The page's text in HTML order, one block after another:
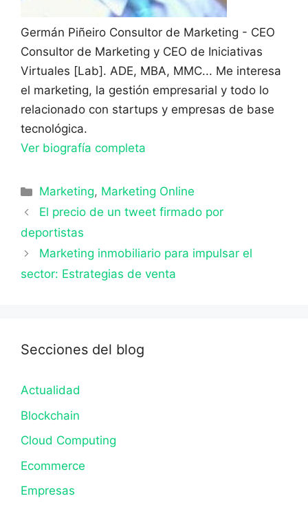
Germán Piñeiro Consultor de Marketing - CEO
Consultor de Marketing y CEO de Iniciativas
Virtuales [Lab]. ADE, MBA, MMC... Me interesa
el marketing, la gestión empresarial y todo lo
relacionado con startups y empresas de base
tecnológica.
Ver biografía completa
Categorías
Marketing, Marketing Online
El precio de un tweet firmado por
deportistas
Marketing inmobiliario para impulsar el
sector: Estrategias de venta
Secciones del blog
Actualidad
Blockchain
Cloud Computing
Ecommerce
Empresas